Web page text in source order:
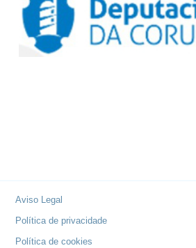
Aviso Legal
Política de privacidade
Política de cookies